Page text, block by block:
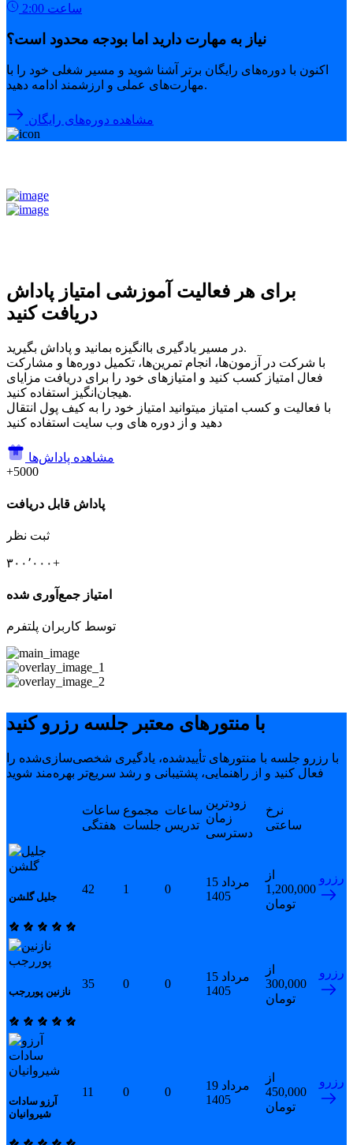
2:00 ساعت
نیاز به مهارت دارید اما بودجه محدود است؟
اکنون با دوره‌های رایگان برتر آشنا شوید و مسیر شغلی خود را با
مهارت‌های عملی و ارزشمند ادامه دهید.
مشاهده دوره‌های رایگان
برای هر فعالیت آموزشی امتیاز پاداش
دریافت کنید
در مسیر یادگیری باانگیزه بمانید و پاداش بگیرید.
با شرکت در آزمون‌ها، انجام تمرین‌ها، تکمیل دوره‌ها و مشارکت
فعال امتیاز کسب کنید و امتیازهای خود را برای دریافت مزایای
هیجان‌انگیز استفاده کنید.
با فعالیت و کسب امتیاز میتوانید امتیاز خود را به کیف پول انتقال
دهید و از دوره های وب سایت استفاده کنید
مشاهده پاداش‌ها
+5000
پاداش قابل دریافت
ثبت نظر
۳۰۰٬۰۰۰+
امتیاز جمع‌آوری شده
توسط کاربران پلتفرم
با منتورهای معتبر جلسه رزرو کنید
با رزرو جلسه با منتورهای تأییدشده، یادگیری شخصی‌سازی‌شده را
فعال کنید و از راهنمایی، پشتیبانی و رشد سریع‌تر بهره‌مند شوید
ساعات
هفتگی
مجموع
جلسات
ساعات
تدریس
زودترین
زمان
دسترسی
نرخ
ساعتی
جلیل گلشن
42 1 0
15 مرداد
1405
از
1,200,000
تومان
رزرو
نازنین پوررجب
35 0 0
15 مرداد
1405
از
300,000
تومان
رزرو
آرزو سادات
شیروانیان
11 0 0
19 مرداد
1405
از
450,000
تومان
رزرو